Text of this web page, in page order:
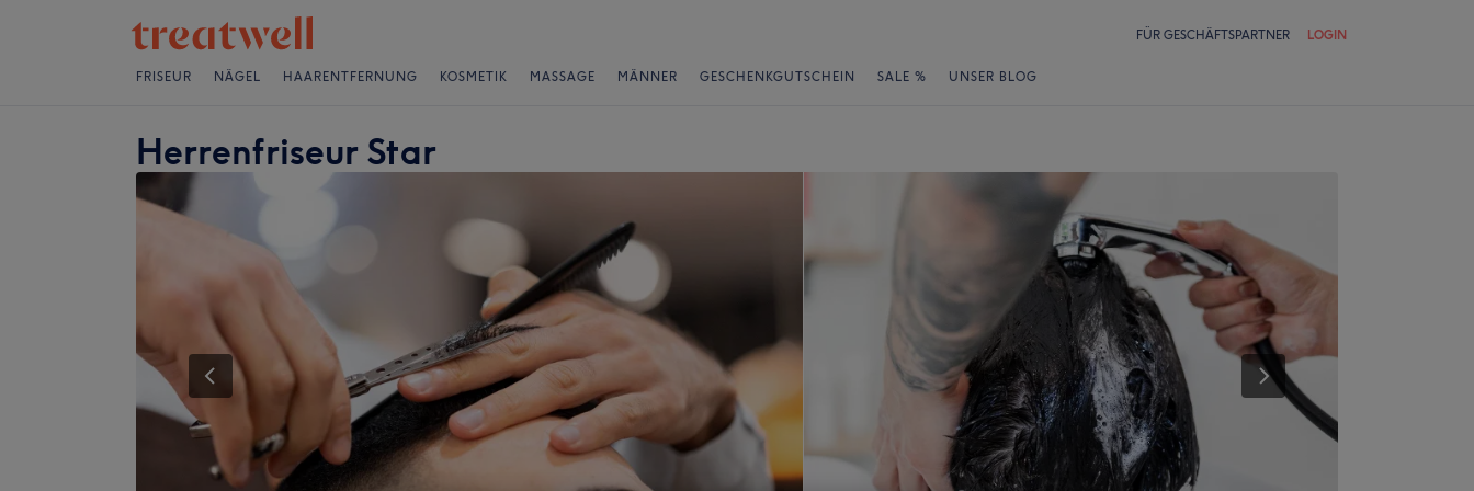
FÜR GESCHÄFTSPARTNER LOGIN
FRISEUR NÄGEL HAARENTFERNUNG KOSMETIK MASSAGE MÄNNER GESCHENKGUTSCHEIN SALE % UNSER BLOG
Herrenfriseur Star